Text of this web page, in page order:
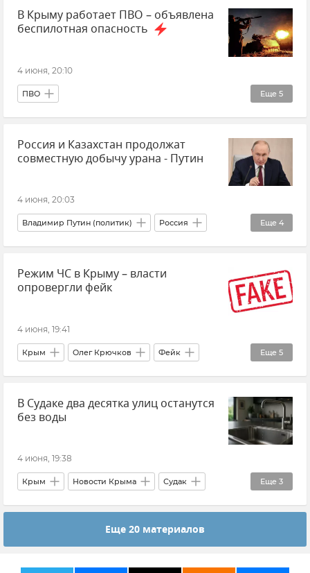
Новости СВО Армия и флот Новости
В Крыму работает ПВО – объявлена
беспилотная опасность
4 июня, 20:10
Еще 5
ПВО
Безопасность Республики Крым и Севастополя
Беспилотник (БПЛА, дрон) Крым
Новости Крыма Срочные новости Крыма
Россия и Казахстан продолжат
совместную добычу урана - Путин
4 июня, 20:03
Еще 4
Владимир Путин (политик) Россия
Казахстан Экономика Политика
ПМЭФ
Режим ЧС в Крыму – власти
опровергли фейк
4 июня, 19:41
Еще 5
Крым Олег Крючков Фейк
Режим ЧС Новости Крыма Общество
Безопасность Республики Крым и Севастополя
В Судаке два десятка улиц останутся
без воды
4 июня, 19:38
Еще 3
Крым Новости Крыма Судак
Водоснабжение Вода Крыма
Еще 20 материалов